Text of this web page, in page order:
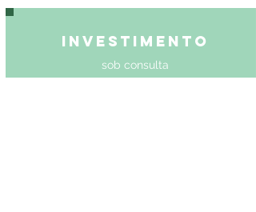
Investimento
sob consulta